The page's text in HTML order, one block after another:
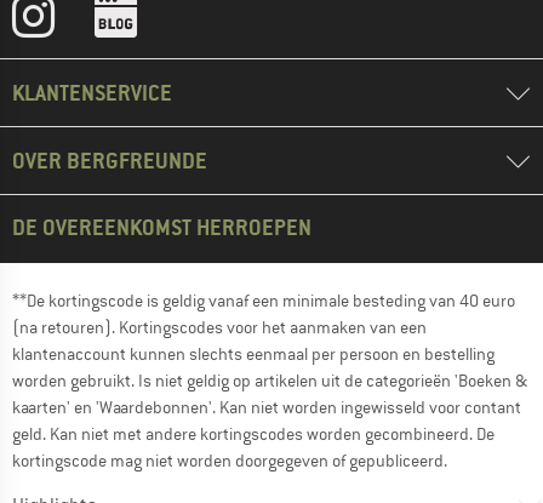
KLANTENSERVICE
OVER BERGFREUNDE
DE OVEREENKOMST HERROEPEN
**De kortingscode is geldig vanaf een minimale besteding van 40 euro
(na retouren). Kortingscodes voor het aanmaken van een
klantenaccount kunnen slechts eenmaal per persoon en bestelling
worden gebruikt. Is niet geldig op artikelen uit de categorieën 'Boeken &
kaarten' en 'Waardebonnen'. Kan niet worden ingewisseld voor contant
geld. Kan niet met andere kortingscodes worden gecombineerd. De
kortingscode mag niet worden doorgegeven of gepubliceerd.